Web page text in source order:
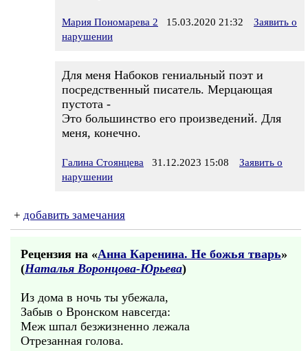
Мария Пономарева 2 15.03.2020 21:32
Заявить о
нарушении
Для меня Набоков гениальный поэт и
посредственный писатель. Мерцающая
пустота -
Это большинство его произведений. Для
меня, конечно.
Галина Стоянцева 31.12.2023 15:08
Заявить о
нарушении
+ добавить замечания
Рецензия на «Анна Каренина. Не божья тварь»
(Наталья Воронцова-Юрьева)
Из дома в ночь ты убежала,
Забыв о Вронском навсегда:
Меж шпал безжизненно лежала
Отрезанная голова.